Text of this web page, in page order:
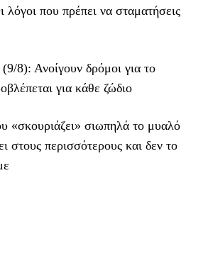
λόγοι που πρέπει να σταματήσεις
8): Ανοίγουν δρόμοι για το
για κάθε ζώδιο
«σκουριάζει» σιωπηλά το μυαλό
στους περισσότερους και δεν το